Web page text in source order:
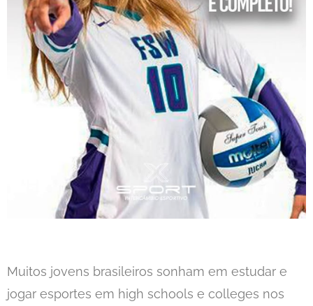
Muitos jovens brasileiros sonham em estudar e
jogar esportes em high schools e colleges nos